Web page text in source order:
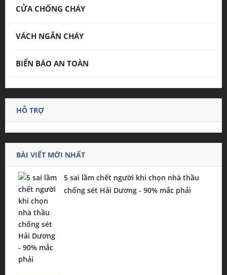
CỬA CHỐNG CHÁY
VÁCH NGĂN CHÁY
BIỂN BÁO AN TOÀN
HỖ TRỢ
BÀI VIẾT MỚI NHẤT
5 sai lầm chết người khi chọn nhà thầu
chống sét Hải Dương - 90% mắc phải